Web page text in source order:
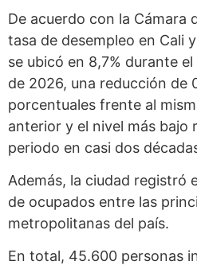
De acuerdo con la Cámara
tasa de desempleo en Cali
se ubicó en 8,7% durante
de 2026, una reducción de
porcentuales frente al
anterior y el nivel más bajo
periodo en casi dos
Además, la ciudad registró
de ocupados entre las
metropolitanas del país.
En total, 45.600 personas